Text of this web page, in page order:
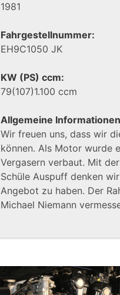
1981
Fahrgestellnummer:
EH9C1050 JK
KW (PS) ccm:
79(107)1.100 ccm
Allgemeine
Wir freuen uns, dass wir
können. Als Motor wurde
Vergasern verbaut. Mit
Schüle Auspuff denken
Angebot zu haben. Der
Michael Niemann